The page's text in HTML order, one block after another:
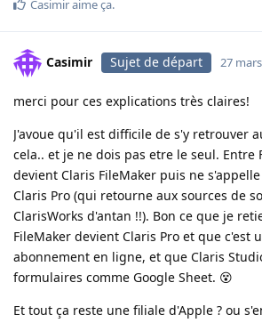
Casimiraime ça.
Casimir Sujet de départ 27
merci pour ces explications très claires!
J'avoue qu'il est difficile de s'y retrouver
cela.. et je ne dois pas etre le seul. Entre
devient Claris FileMaker puis ne
Claris Pro (qui retourne aux sources de
ClarisWorks d'antan !!). Bon ce que je
FileMaker devient Claris Pro et que c'est
abonnement en ligne, et que Claris
formulaires comme Google Sheet. 😵
Et tout ça reste une filiale d'Apple ? ou